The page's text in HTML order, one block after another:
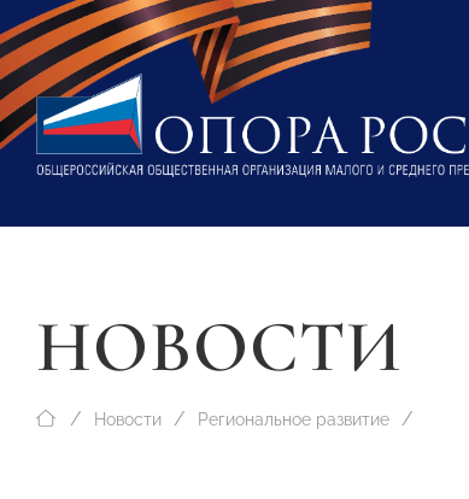
НОВОСТИ
Новости Региональное развитие